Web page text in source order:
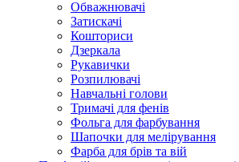
Обважнювачі
Затискачі
Кошториси
Дзеркала
Рукавички
Розпилювачі
Навчальні голови
Тримачі для фенів
Фольга для фарбування
Шапочки для мелірування
Фарба для брів та вій